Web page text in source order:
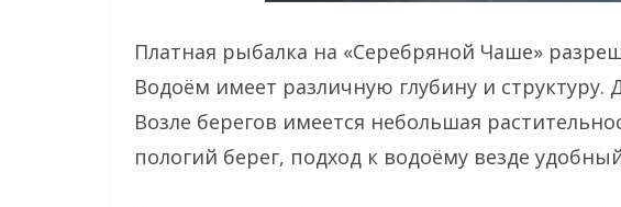
Платная рыбалка на «Серебряной Чаше»
Водоём имеет различную глубину и структуру.
Возле берегов имеется небольшая
пологий берег, подход к водоёму везде